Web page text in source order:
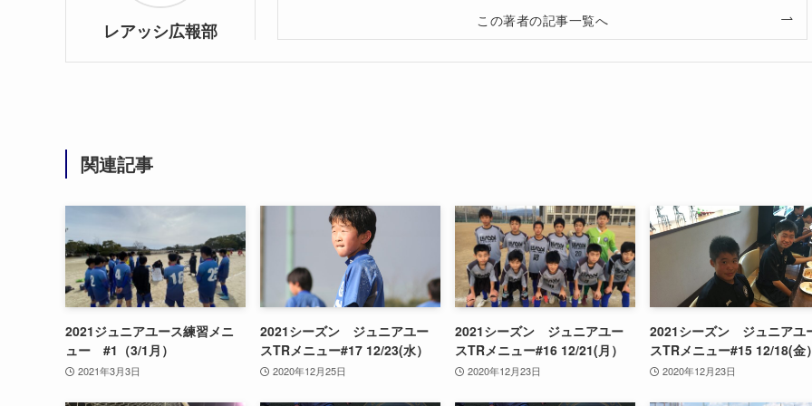
レアッシ広報部 この著者の記事一覧へ
関連記事
2021ジュニアユース練習メニ
ュー #1（3/1月）
2021年3月3日
2021シーズン ジュニアユー
スTRメニュー#17 12/23(水）
2020年12月25日
2021シーズン ジュニアユー
スTRメニュー#16 12/21(月）
2020年12月23日
2021シーズン ジュニアユ
スTRメニュー#15 12/18(金
2020年12月23日